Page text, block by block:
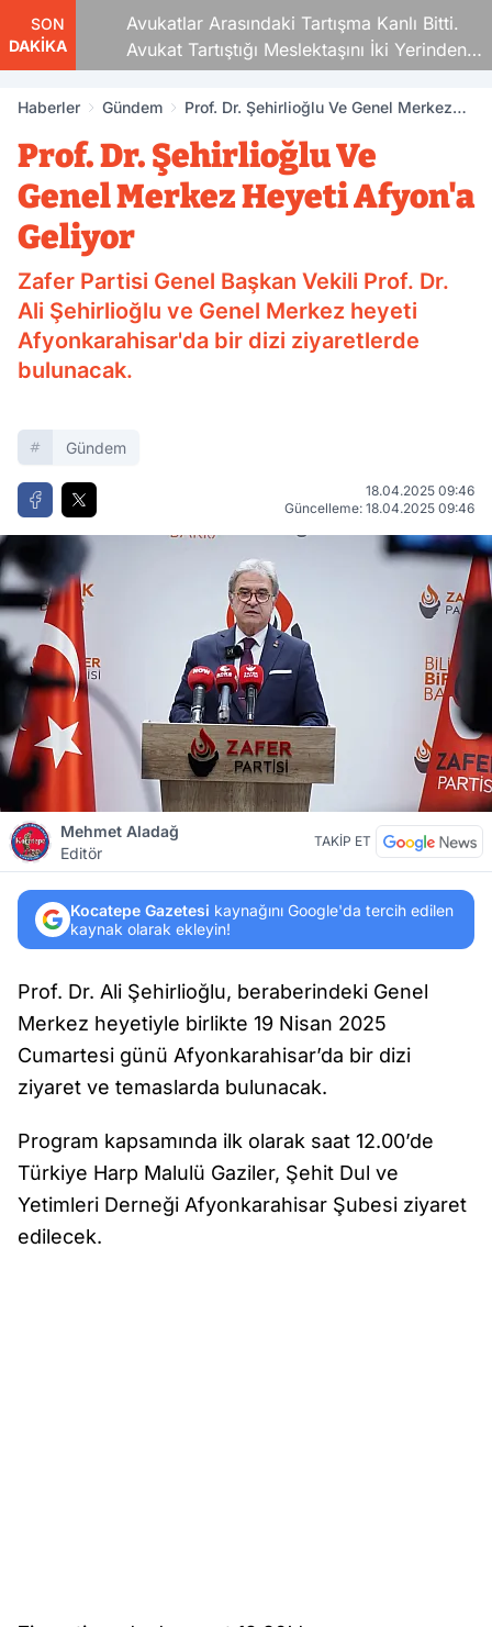
SON
DAKİKA
Avukatlar Arasındaki Tartışma Kanlı Bitti.
Avukat Tartıştığı Meslektaşını İki Yerinden
Vurdu
Haberler Gündem
Prof. Dr. Şehirlioğlu Ve Genel Merkez
Prof. Dr. Şehirlioğlu Ve
Genel Merkez Heyeti Afyon'a
Geliyor
Zafer Partisi Genel Başkan Vekili Prof. Dr.
Ali Şehirlioğlu ve Genel Merkez heyeti
Afyonkarahisar'da bir dizi ziyaretlerde
bulunacak.
Gündem
18.04.2025 09:46
Güncelleme: 18.04.2025 09:46
Mehmet Aladağ
Editör
TAKİP ET
Kocatepe Gazetesi kaynağını Google'da tercih edilen
kaynak olarak ekleyin!
Prof. Dr. Ali Şehirlioğlu, beraberindeki Genel
Merkez heyetiyle birlikte 19 Nisan 2025
Cumartesi günü Afyonkarahisar’da bir dizi
ziyaret ve temaslarda bulunacak.
Program kapsamında ilk olarak saat 12.00’de
Türkiye Harp Malulü Gaziler, Şehit Dul ve
Yetimleri Derneği Afyonkarahisar Şubesi ziyaret
edilecek.